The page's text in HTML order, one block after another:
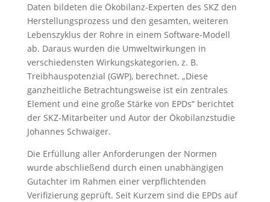
Daten bildeten die Ökobilanz-Experten des SKZ den
Herstellungsprozess und den gesamten, weiteren
Lebenszyklus der Rohre in einem Software-Modell
ab. Daraus wurden die Umweltwirkungen in
verschiedensten Wirkungskategorien, z. B.
Treibhauspotenzial (GWP), berechnet. „Diese
ganzheitliche Betrachtungsweise ist ein zentrales
Element und eine große Stärke von EPDs“ berichtet
der SKZ-Mitarbeiter und Autor der Ökobilanzstudie
Johannes Schwaiger.
Die Erfüllung aller Anforderungen der Normen
wurde abschließend durch einen unabhängigen
Gutachter im Rahmen einer verpflichtenden
Verifizierung geprüft. Seit Kurzem sind die EPDs auf